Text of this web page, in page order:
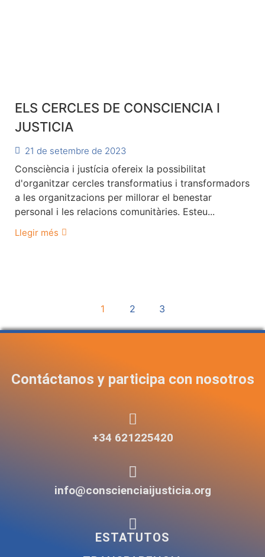
ELS CERCLES DE CONSCIENCIA I
JUSTICIA
21 de setembre de 2023
Consciència i justícia ofereix la possibilitat
d'organitzar cercles transformatius i transformadors
a les organitzacions per millorar el benestar
personal i les relacions comunitàries. Esteu...
Llegir més
1 2 3
Contáctanos y participa con nosotros
+34 621225420
info@conscienciaijusticia.org
ESTATUTOS